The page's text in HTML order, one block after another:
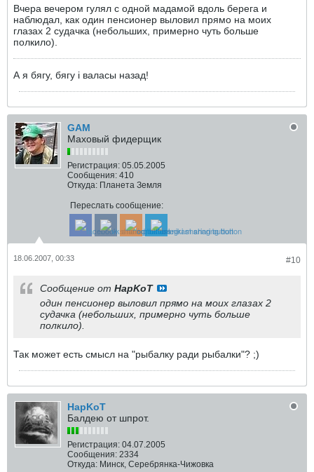
Вчера вечером гулял с одной мадамой вдоль берега и
наблюдал, как один пенсионер выловил прямо на моих
глазах 2 судачка (небольших, примерно чуть больше
полкило).
А я бягу, бягу i валасы назад!
GAM
Маховый фидерщик
Регистрация: 05.05.2005
Сообщения: 410
Откуда: Планета Земля
Переслать сообщение:
#10
18.06.2007, 00:33
Сообщение от HapKoT
один пенсионер выловил прямо на моих глазах 2
судачка (небольших, примерно чуть больше
полкило).
Так может есть смысл на "рыбалку ради рыбалки"? ;)
HapKoT
Балдею от шпрот.
Регистрация: 04.07.2005
Сообщения: 2334
Откуда: Минск, Серебрянка-Чижовка